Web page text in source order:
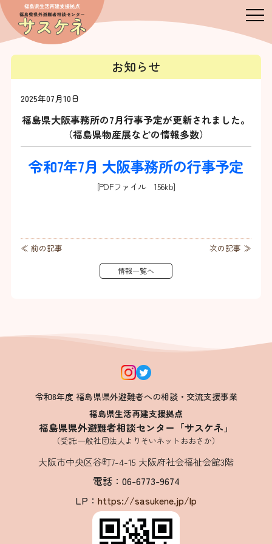
お知らせ
2025年07月10日
福島県大阪事務所の7月行事予定が更新されました。
（福島県物産展などの情報多数）
令和7年7月 大阪事務所の行事予定
[PDFファイル 156kb]
≪ 前の記事 次の記事 ≫
情報一覧へ
令和8年度 福島県県外避難者への相談・交流支援事業
福島県生活再建支援拠点
福島県県外避難者相談センター「サスケネ」
（受託:一般社団法人よりそいネットおおさか）
大阪市中央区谷町7-4-15 大阪府社会福祉会館3階
電話：06-6773-9674
LP： https://sasukene.jp/lp